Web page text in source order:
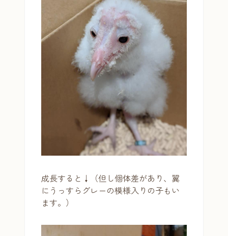
成長すると↓（但し個体差があり、翼
にうっすらグレーの模様入りの子もい
ます。）